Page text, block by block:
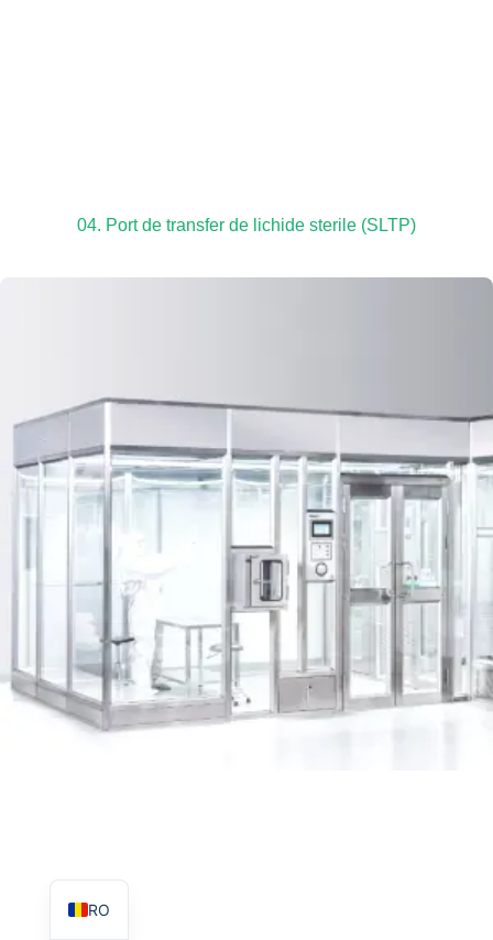
04. Port de transfer de lichide sterile (SLTP)
RO
PT
RU
ES
PL
TR